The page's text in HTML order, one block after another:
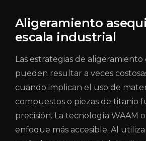
Aligeramiento
escala industrial
Las estrategias de aligeramiento
pueden resultar a veces
cuando implican el uso de
compuestos o piezas de titanio
precisión. La tecnología WAAM
enfoque más accesible. Al